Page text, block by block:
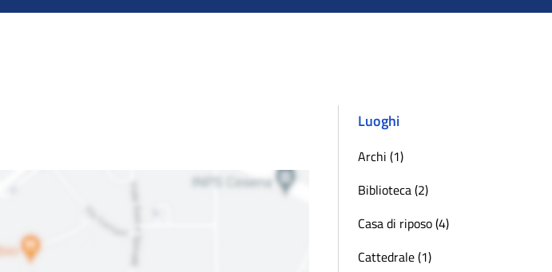
Luoghi
Archi (1)
Biblioteca (2)
Casa di riposo (4)
Cattedrale (1)